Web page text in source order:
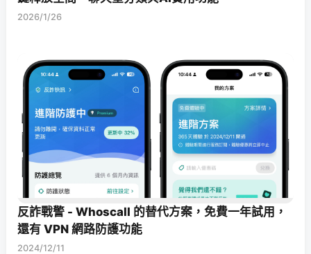
2026/1/26
反詐戰警 - Whoscall 的替代方案，免費一年試用，
還有 VPN 網路防護功能
2024/12/11